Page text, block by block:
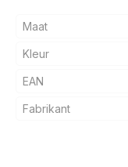
Maat
Kleur
EAN
Fabrikant